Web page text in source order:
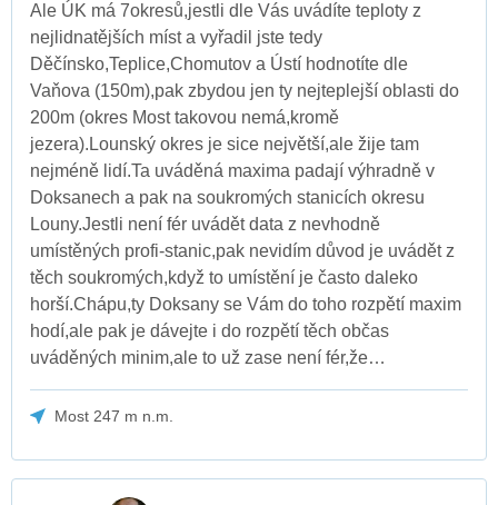
Ale ÚK má 7okresů,jestli dle Vás uvádíte teploty z
nejlidnatějších míst a vyřadil jste tedy
Děčínsko,Teplice,Chomutov a Ústí hodnotíte dle
Vaňova (150m),pak zbydou jen ty nejteplejší oblasti do
200m (okres Most takovou nemá,kromě
jezera).Lounský okres je sice největší,ale žije tam
nejméně lidí.Ta uváděná maxima padají výhradně v
Doksanech a pak na soukromých stanicích okresu
Louny.Jestli není fér uvádět data z nevhodně
umístěných profi-stanic,pak nevidím důvod je uvádět z
těch soukromých,když to umístění je často daleko
horší.Chápu,ty Doksany se Vám do toho rozpětí maxim
hodí,ale pak je dávejte i do rozpětí těch občas
uváděných minim,ale to už zase není fér,že…
Most 247 m n.m.